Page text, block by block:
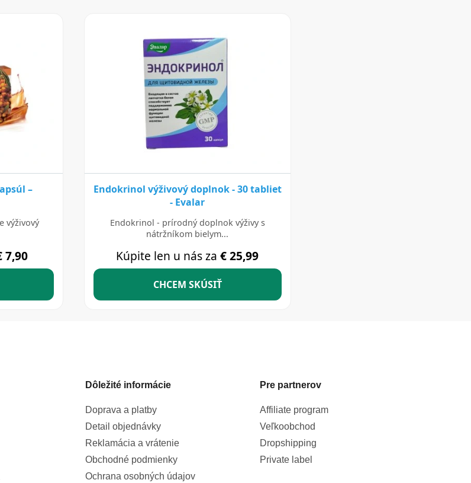
Dôležité informácie
Doprava a platby
Detail objednávky
Reklamácia a vrátenie
Obchodné podmienky
Ochrana osobných údajov
Pre partnerov
Affiliate program
Veľkoobchod
Dropshipping
Private label